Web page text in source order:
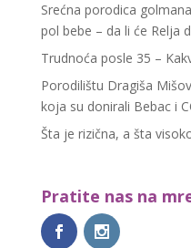
Srećna porodica
pol bebe – da li će Relja
Trudnoća posle 35 –
Porodilištu Dragiša
koja su donirali Bebac i
Šta je rizična, a šta
Pratite nas na